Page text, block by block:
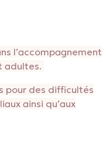
l’accompagnement
adultes.
pour des difficultés
ainsi qu’aux